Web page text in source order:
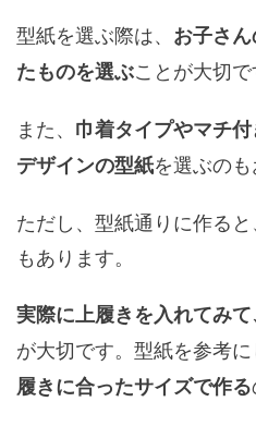
型紙を選ぶ際は、 お子さ
たものを選ぶことが大切で
また、 巾着タイプやマチ
デザインの型紙を選ぶのも
ただし、型紙通りに作る
もあります。
実際に上履きを入れてみ
が大切です。型紙を参考に
履きに合ったサイズで作る